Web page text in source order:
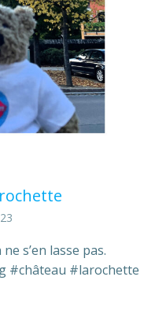
s’en lasse pas.
#château #larochette